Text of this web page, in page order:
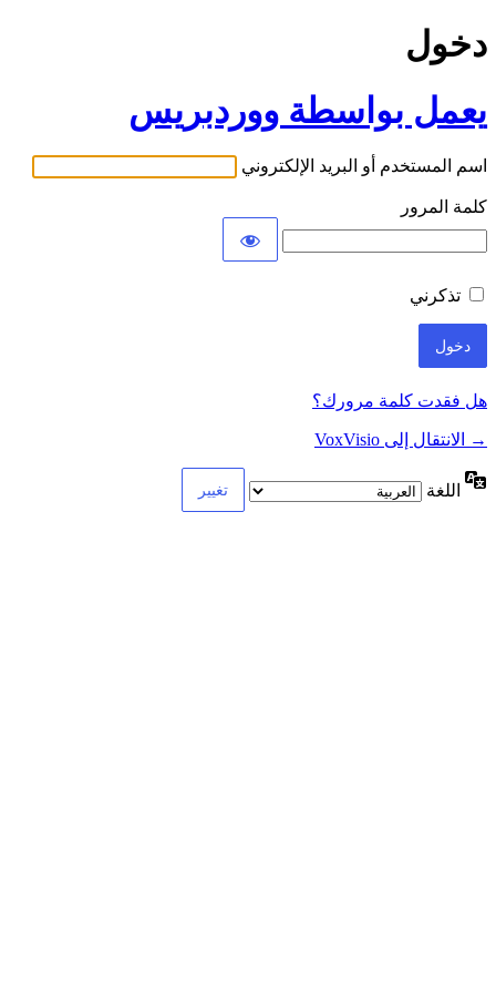
دخول
يعمل بواسطة ووردبريس
اسم المستخدم أو البريد الإلكتروني
كلمة المرور
تذكرني
هل فقدت كلمة مرورك؟
→ الانتقال إلى VoxVisio
اللغة